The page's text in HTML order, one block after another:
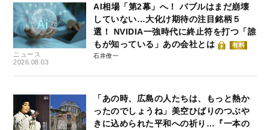
ニュース
2026.08.03
AI相場「第2幕」へ！ バブルはまだ崩壊
していない…大化け期待の注目銘柄５
選！ NVIDIA一強時代に終止符を打つ「誰
もが知っている」あの会社とは
有料
石井僚一
「あの時、広島の人たちは、もっと熱か
ったのでしょうね」美空ひばりのつぶや
きに込められた平和への祈り…『一本の